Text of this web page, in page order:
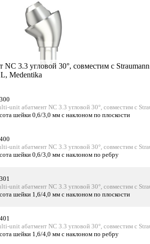
NC 3.3 угловой 30°, совместим с Straumann
Medentika
unit абатмент NC 3.3 угловой 30°, совместим с
шейки 0,6/3,0 мм с наклоном по плоскости
unit абатмент NC 3.3 угловой 30°, совместим с
шейки 0,6/3,0 мм с наклоном по ребру
unit абатмент NC 3.3 угловой 30°, совместим с
шейки 1,6/4,0 мм с наклоном по плоскости
unit абатмент NC 3.3 угловой 30°, совместим с
шейки 1,6/4,0 мм с наклоном по ребру